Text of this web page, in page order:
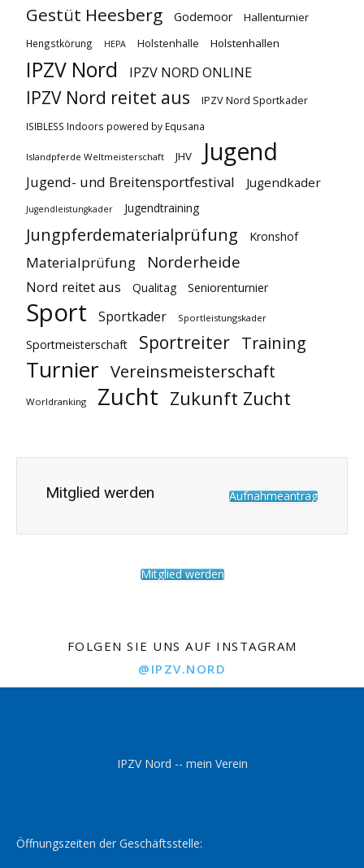
Gestüt Heesberg Godemoor Hallenturnier
Hengstkörung HEPA Holstenhalle Holstenhallen
IPZV Nord IPZV NORD ONLINE
IPZV Nord reitet aus IPZV Nord Sportkader
ISIBLESS Indoors powered by Equsana
Islandpferde Weltmeisterschaft JHV Jugend
Jugend- und Breitensportfestival Jugendkader
Jugendleistungkader Jugendtraining
Jungpferdematerialprüfung Kronshof
Materialprüfung Norderheide
Nord reitet aus Qualitag Seniorenturnier
Sport Sportkader Sportleistungskader
Sportmeisterschaft Sportreiter Training
Turnier Vereinsmeisterschaft
Worldranking Zucht Zukunft Zucht
Mitglied werden Aufnahmeantrag
Mitglied werden
FOLGEN SIE UNS AUF INSTAGRAM
@IPZV.NORD
IPZV Nord -- mein Verein
Öffnungszeiten der Geschäftsstelle: